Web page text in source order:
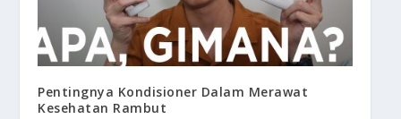
Pentingnya Kondisioner Dalam Merawat
Kesehatan Rambut